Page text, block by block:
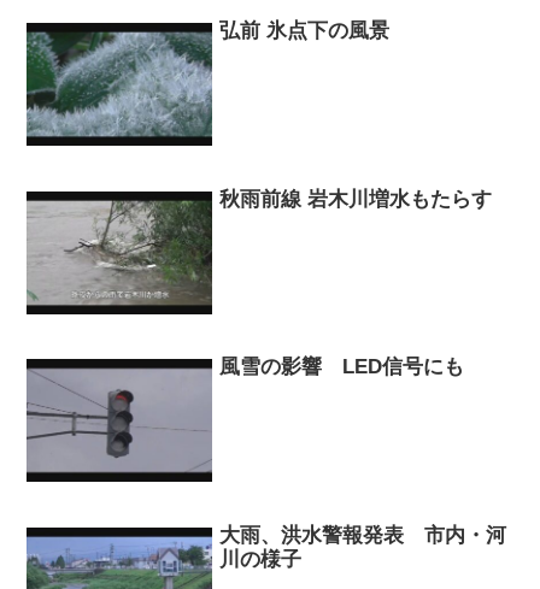
弘前 氷点下の風景
秋雨前線 岩木川増水もたらす
風雪の影響 LED信号にも
大雨、洪水警報発表 市内・河
川の様子